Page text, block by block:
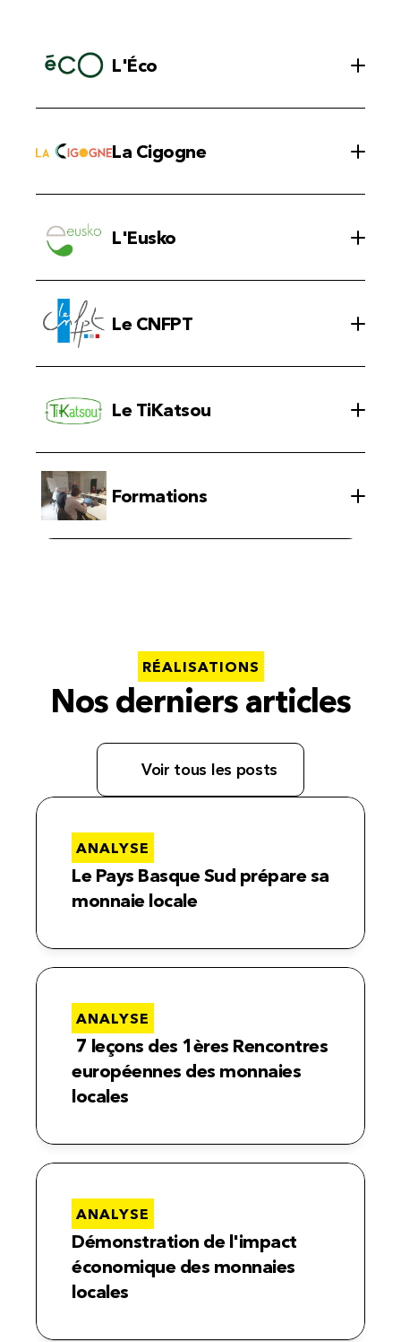
L'Éco
La Cigogne
L'Eusko
Le CNFPT
Le TiKatsou
Formations
RÉALISATIONS
Nos derniers articles
Voir tous les posts
ANALYSE
Le Pays Basque Sud prépare sa
monnaie locale
ANALYSE
européennes des monnaies
locales
ANALYSE
Démonstration de l'impact
économique des monnaies
locales